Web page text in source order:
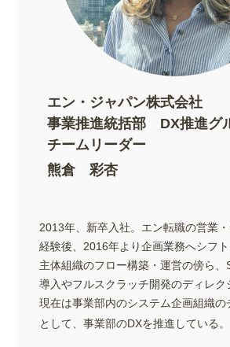
エン・ジャパン株式会社
事業推進統括部 DX推進グ
チームリーダー
熊倉 彩杏
2013年、新卒入社。エン転職の営業
経験後、2016年より企画業務へシフ
主体組織のフロー構築・運営の傍ら、
導入やフルスクラッチ開発のディレク
現在は事業部内のシステム企画組織の
として、事業部のDXを推進している。